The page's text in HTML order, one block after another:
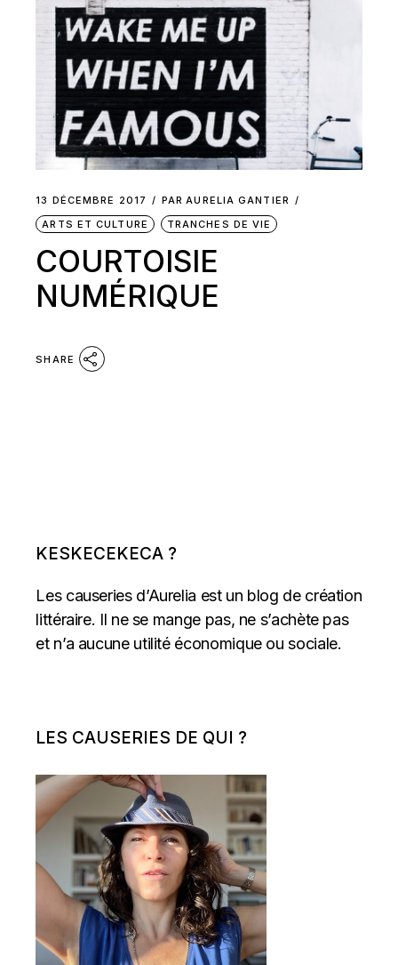
13 DÉCEMBRE 2017 PAR AURELIA GANTIER
ARTS ET CULTURE
TRANCHES DE VIE
COURTOISIE
NUMÉRIQUE
SHARE
KESKECEKECA ?
Les causeries d’Aurelia est un blog de création
littéraire. Il ne se mange pas, ne s’achète pas
et n’a aucune utilité économique ou sociale.
LES CAUSERIES DE QUI ?